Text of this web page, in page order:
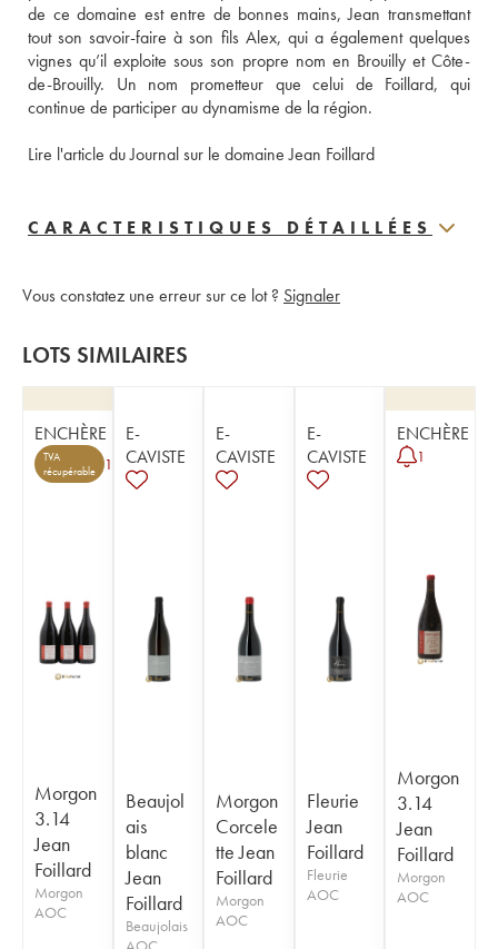
de ce domaine est entre de bonnes mains, Jean transmettant
tout son savoir-faire à son fils Alex, qui a également quelques
vignes qu’il exploite sous son propre nom en Brouilly et Côte-
de-Brouilly. Un nom prometteur que celui de Foillard, qui
continue de participer au dynamisme de la région.
Lire l'article du Journal sur le domaine Jean Foillard
CARACTERISTIQUES DÉTAILLÉES
Vous constatez une erreur sur ce lot ? Signaler
LOTS SIMILAIRES
ENCHÈRE
TVA
récupérable
1
Morgon
3.14
Jean
Foillard
Morgon
AOC
E-
CAVISTE
Beaujol
ais
blanc
Jean
Foillard
Beaujolais
E-
CAVISTE
Morgon
Corcele
tte Jean
Foillard
Morgon
AOC
E-
CAVISTE
Fleurie
Jean
Foillard
Fleurie
AOC
ENCHÈRE
1
Morgon
3.14
Jean
Foillard
Morgon
AOC